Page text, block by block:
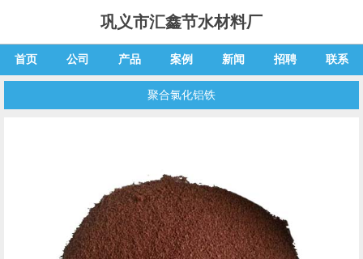
巩义市汇鑫节水材料厂
首页 公司 产品 案例 新闻 招聘 联系
聚合氯化铝铁